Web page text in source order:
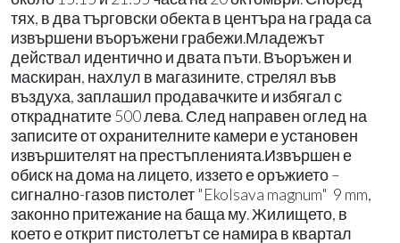
тях, в два търговски обекта в центъра на града са
извършени въоръжени грабежи.Младежът
действал идентично и двата пъти. Въоръжен и
маскиран, нахлул в магазините, стрелял във
въздуха, заплашил продавачките и избягал с
откраднатите 500 лева. След направен оглед на
записите от охранителните камери е установен
извършителят на престъпленията.Извършен е
обиск на дома на лицето, иззето е оръжието –
сигнално-газов пистолет "Ekolsava magnum" 9 mm,
законно притежание на баща му. Жилището, в
което е открит пистолетът се намира в квартал